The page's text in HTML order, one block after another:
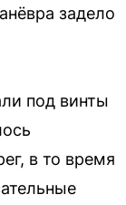
задело
под винты
в то время